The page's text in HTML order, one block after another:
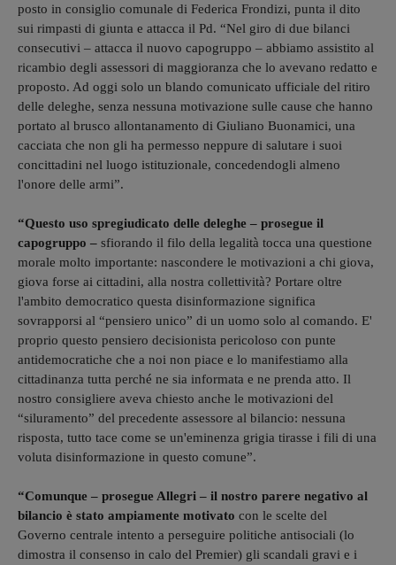
posto in consiglio comunale di Federica Frondizi, punta il dito
sui rimpasti di giunta e attacca il Pd. “Nel giro di due bilanci
consecutivi – attacca il nuovo capogruppo – abbiamo assistito al
ricambio degli assessori di maggioranza che lo avevano redatto e
proposto. Ad oggi solo un blando comunicato ufficiale del ritiro
delle deleghe, senza nessuna motivazione sulle cause che hanno
portato al brusco allontanamento di Giuliano Buonamici, una
cacciata che non gli ha permesso neppure di salutare i suoi
concittadini nel luogo istituzionale, concedendogli almeno
l'onore delle armi”.
“Questo uso spregiudicato delle deleghe – prosegue il
capogruppo – sfiorando il filo della legalità tocca una questione
morale molto importante: nascondere le motivazioni a chi giova,
giova forse ai cittadini, alla nostra collettività? Portare oltre
l'ambito democratico questa disinformazione significa
sovrapporsi al “pensiero unico” di un uomo solo al comando. E'
proprio questo pensiero decisionista pericoloso con punte
antidemocratiche che a noi non piace e lo manifestiamo alla
cittadinanza tutta perché ne sia informata e ne prenda atto. Il
nostro consigliere aveva chiesto anche le motivazioni del
“siluramento” del precedente assessore al bilancio: nessuna
risposta, tutto tace come se un'eminenza grigia tirasse i fili di una
voluta disinformazione in questo comune”.
“Comunque – prosegue Allegri – il nostro parere negativo al
bilancio è stato ampiamente motivato con le scelte del
Governo centrale intento a perseguire politiche antisociali (lo
dimostra il consenso in calo del Premier) gli scandali gravi e i